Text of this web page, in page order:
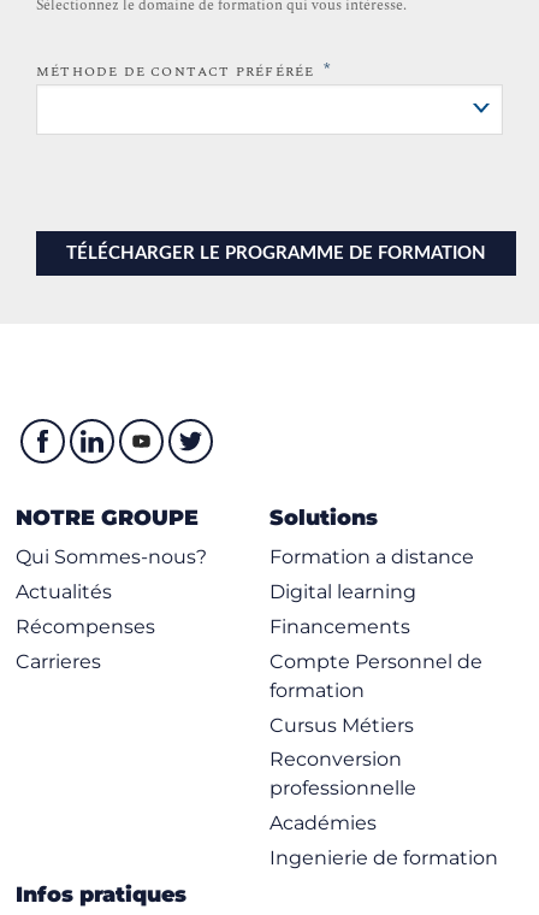
Sélectionnez le domaine de formation qui vous intéresse.
MÉTHODE DE CONTACT PRÉFÉRÉE *
NOTRE GROUPE
Qui Sommes-nous?
Actualités
Récompenses
Carrieres
Solutions
Formation a distance
Digital learning
Financements
Compte Personnel de
formation
Cursus Métiers
Reconversion
professionnelle
Académies
Ingenierie de formation
Infos pratiques